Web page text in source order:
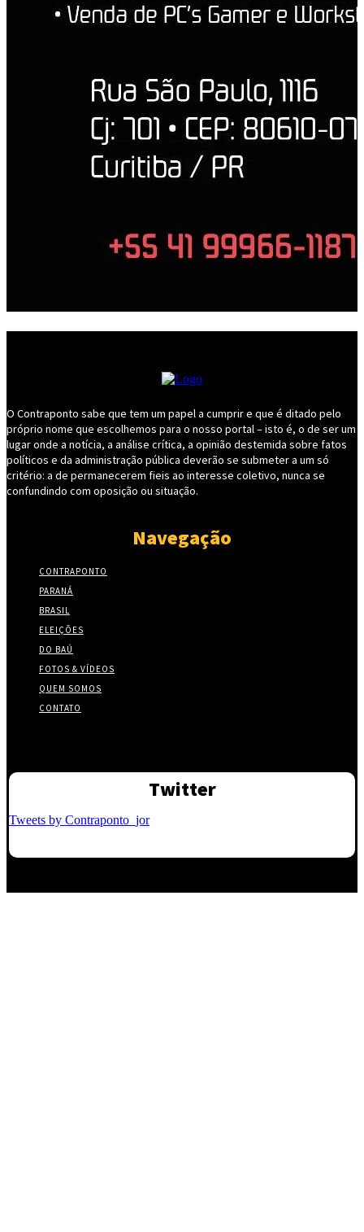
O Contraponto sabe que tem um papel a cumprir e que é ditado pelo
próprio nome que escolhemos para o nosso portal – isto é, o de ser um
lugar onde a notícia, a análise crítica, a opinião destemida sobre fatos
políticos e da administração pública deverão se submeter a um só
critério: a de permanecerem fieis ao interesse coletivo, nunca se
confundindo com oposição ou situação.
Navegação
CONTRAPONTO
PARANÁ
BRASIL
ELEIÇÕES
DO BAÚ
FOTOS & VÍDEOS
QUEM SOMOS
CONTATO
Twitter
Tweets by Contraponto_jor